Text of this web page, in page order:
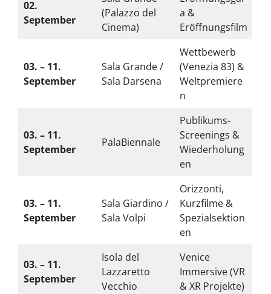
02.
September
(Palazzo del
Cinema)
a &
Eröffnungsfilm
03. – 11.
September
Sala Grande /
Sala Darsena
Wettbewerb
(Venezia 83) &
Weltpremiere
n
03. – 11.
September
PalaBiennale
Publikums-
Screenings &
Wiederholung
en
03. – 11.
September
Sala Giardino /
Sala Volpi
Orizzonti,
Kurzfilme &
Spezialsektion
en
03. – 11.
September
Isola del
Lazzaretto
Vecchio
Venice
Immersive (VR
& XR Projekte)